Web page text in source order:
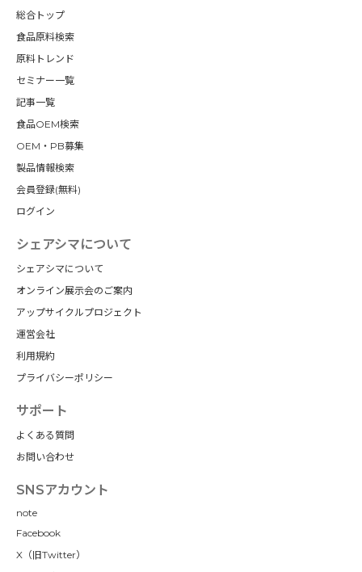
総合トップ
食品原料検索
原料トレンド
セミナー一覧
記事一覧
食品OEM検索
OEM・PB募集
製品情報検索
会員登録(無料)
ログイン
シェアシマについて
シェアシマについて
オンライン展示会のご案内
アップサイクルプロジェクト
運営会社
利用規約
プライバシーポリシー
サポート
よくある質問
お問い合わせ
SNSアカウント
note
Facebook
X（旧Twitter）